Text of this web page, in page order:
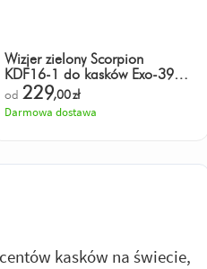
Wizjer zielony Scorpion
KDF16-1 do kasków Exo-391-
520-1400-R1
od 229,00zł
Darmowa dostawa
kasków na świecie,